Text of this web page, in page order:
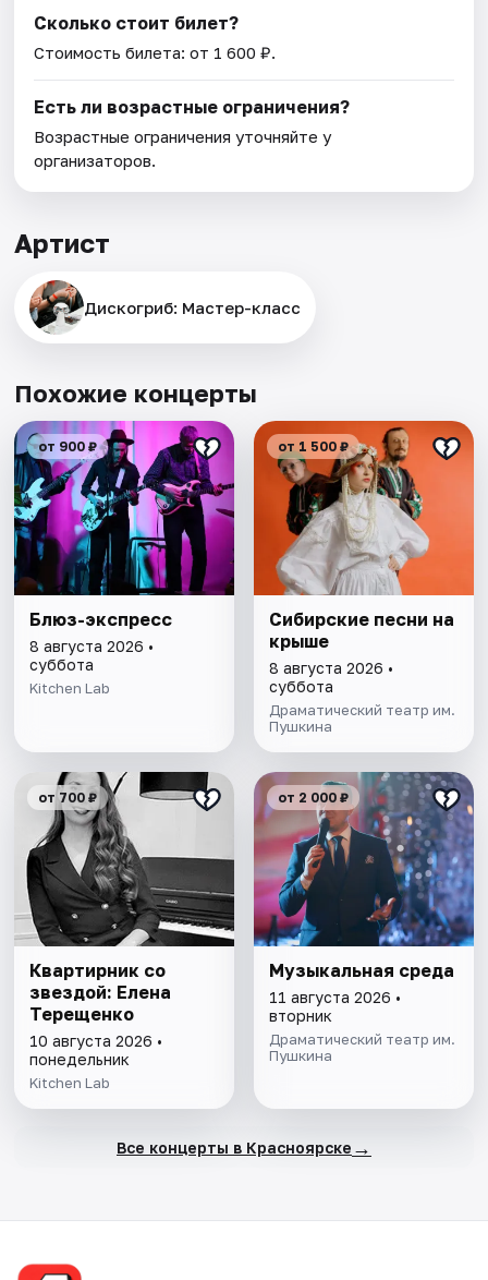
Сколько стоит билет?
Стоимость билета: от 1 600 ₽.
Есть ли возрастные ограничения?
Возрастные ограничения уточняйте у
организаторов.
Артист
Дискогриб: Мастер-класс
Похожие концерты
от 900 ₽
Блюз-экспресс
8 августа 2026 •
суббота
Kitchen Lab
от 1 500 ₽
Сибирские песни на
крыше
8 августа 2026 •
суббота
Драматический театр им.
Пушкина
от 700 ₽
Квартирник со
звездой: Елена
Терещенко
10 августа 2026 •
понедельник
Kitchen Lab
от 2 000 ₽
Музыкальная среда
11 августа 2026 •
вторник
Драматический театр им.
Пушкина
Все концерты в Красноярске →